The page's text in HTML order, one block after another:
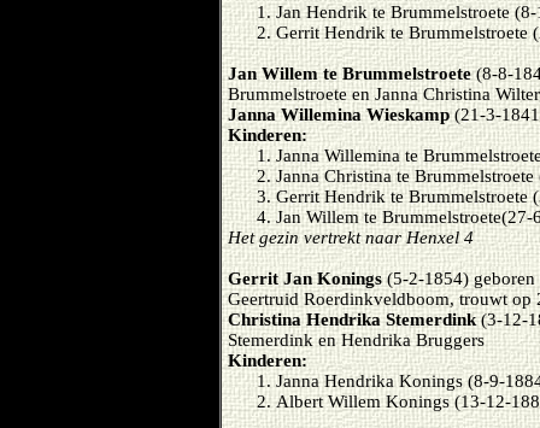
Jan Hendrik te Brummelstroete
Gerrit Hendrik te Brummelstroete
Jan Willem te Brummelstroete(8-8-
Brummelstroete en Janna Christina
Janna Willemina Wieskamp(21-3-
Kinderen:
Janna Willemina te
Janna Christina te
Gerrit Hendrik te Brummelstroete
Jan Willem te Brummelstroete(27-
Het gezin vertrekt naar Henxel 4
Gerrit Jan Konings (5-2-1854)
Geertruid Roerdinkveldboom, trouwt op
Christina Hendrika Stemerdink(3-12-
Stemerdink en Hendrika Bruggers
Kinderen:
Janna Hendrika Konings (8-9-
Albert Willem Konings (13-12-